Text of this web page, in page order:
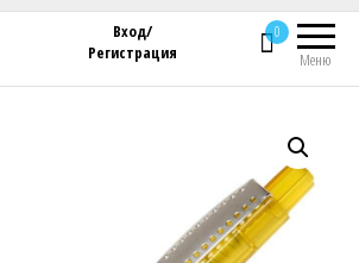
Меню
0
Вход/
Регистрация